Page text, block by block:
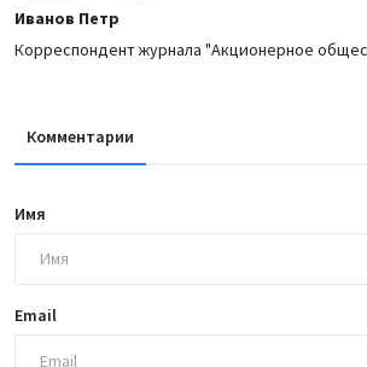
Иванов Петр
Корреспондент журнала "Акционерное
Комментарии
Имя
Email